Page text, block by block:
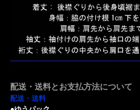
配送・送料とお支払方法について
配送・送料